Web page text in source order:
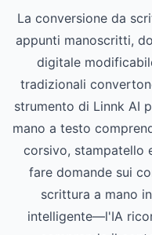
La conversione da
appunti manoscritti,
digitale
tradizionali
strumento di Linnk AI
mano a testo
corsivo, stampatello
fare domande sui
scrittura a mano
intelligente—l'IA